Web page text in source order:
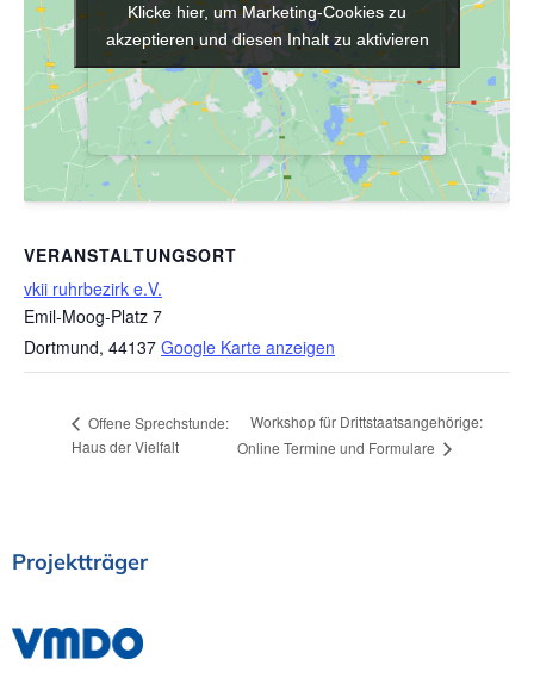
VERANSTALTUNGSORT
vkii ruhrbezirk e.V.
Emil-Moog-Platz 7
Dortmund, 44137 Google Karte anzeigen
Klicke hier, um Marketing-Cookies zu
akzeptieren und diesen Inhalt zu aktivieren
Klicke hier, um Marketing-Cookies zu
akzeptieren und diesen Inhalt zu aktivieren
Offene Sprechstunde:
Haus der Vielfalt
Workshop für Drittstaatsangehörige:
Online Termine und Formulare
Projektträger